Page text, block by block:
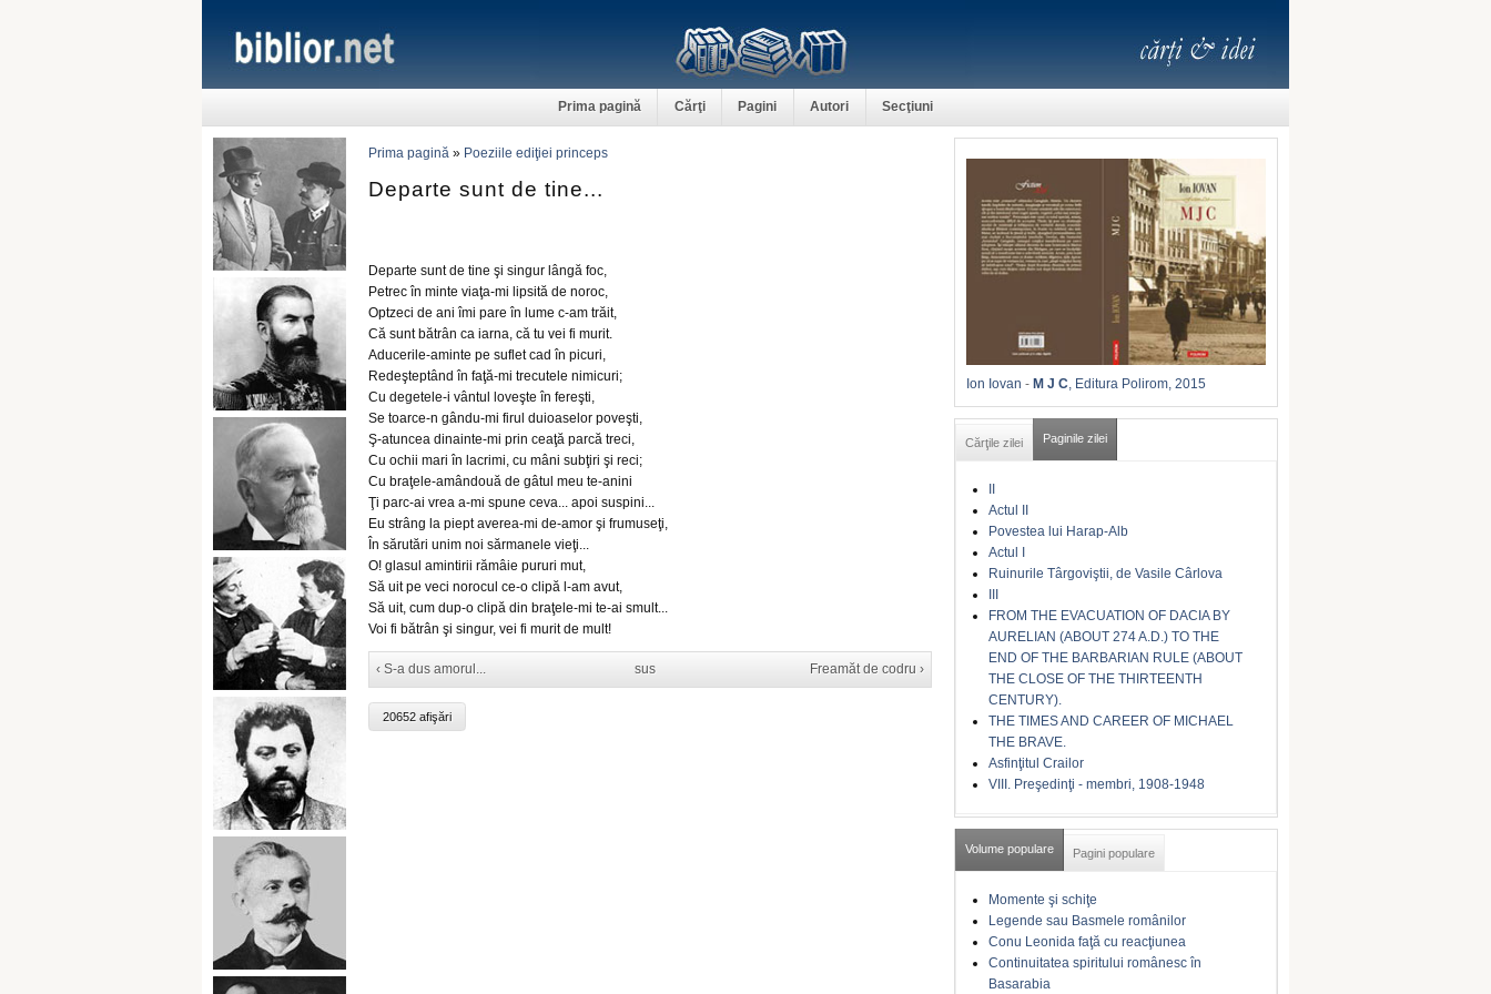
Prima pagină Cărţi Pagini Autori Secţiuni
Prima pagină » Poeziile ediţiei princeps
Departe sunt de tine...
Departe sunt de tine şi singur lângă foc,
Petrec în minte viaţa-mi lipsită de noroc,
Optzeci de ani îmi pare în lume c-am trăit,
Că sunt bătrân ca iarna, că tu vei fi murit.
Aducerile-aminte pe suflet cad în picuri,
Redeşteptând în faţă-mi trecutele nimicuri;
Cu degetele-i vântul loveşte în fereşti,
Se toarce-n gându-mi firul duioaselor poveşti,
Ş-atuncea dinainte-mi prin ceaţă parcă treci,
Cu ochii mari în lacrimi, cu mâni subţiri şi reci;
Cu braţele-amândouă de gâtul meu te-anini
Ţi parc-ai vrea a-mi spune ceva... apoi suspini...
Eu strâng la piept averea-mi de-amor şi frumuseţi,
În sărutări unim noi sărmanele vieţi...
O! glasul amintirii rămâie pururi mut,
Să uit pe veci norocul ce-o clipă l-am avut,
Să uit, cum dup-o clipă din braţele-mi te-ai smult...
Voi fi bătrân şi singur, vei fi murit de mult!
‹ S-a dus amorul... sus Freamăt de codru ›
20652 afişări
Ion Iovan - M J C, Editura Polirom, 2015
Cărţile zilei Paginile zilei
II
Actul II
Povestea lui Harap-Alb
Actul I
Ruinurile Târgoviştii, de Vasile Cârlova
III
FROM THE EVACUATION OF DACIA BY
AURELIAN (ABOUT 274 A.D.) TO THE
END OF THE BARBARIAN RULE (ABOUT
THE CLOSE OF THE THIRTEENTH
CENTURY).
THE TIMES AND CAREER OF MICHAEL
THE BRAVE.
Asfinţitul Crailor
VIII. Preşedinţi - membri, 1908-1948
Volume populare Pagini populare
Momente şi schiţe
Legende sau Basmele românilor
Conu Leonida faţă cu reacţiunea
Continuitatea spiritului românesc în
Basarabia